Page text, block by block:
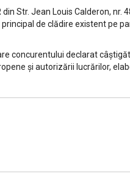
Str. Jean Louis Calderon, nr.
de clădire existent pe
concurentului declarat
și autorizării lucrărilor,